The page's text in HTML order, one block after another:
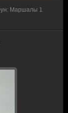
Маршалы 1